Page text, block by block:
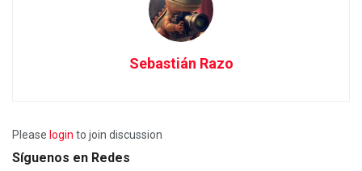
Sebastián Razo
Please login to join discussion
Síguenos en Redes